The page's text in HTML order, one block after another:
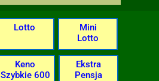
Lotto
Mini
Lotto
Keno
Szybkie 600
Ekstra
Pensja